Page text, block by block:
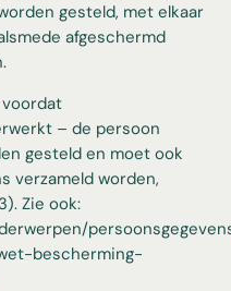
gesteld, met elkaar
afgeschermd
– de persoon
gesteld en moet ook
verzameld worden,
Zie ook:
bescherming-